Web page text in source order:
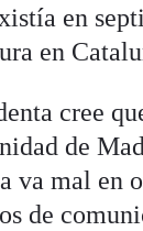
en
en
cree
de
va mal en
de